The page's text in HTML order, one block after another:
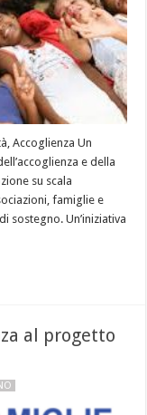
Accoglienza Un
e della
su scala
famiglie e
sostegno. Un’iniziativa
al progetto